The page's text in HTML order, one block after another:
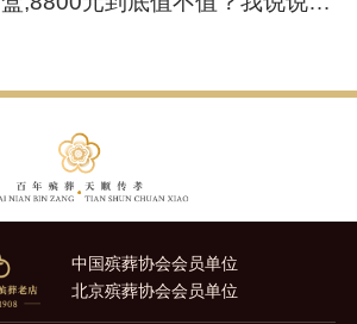
中国殡葬协会会员单位
北京殡葬协会会员单位